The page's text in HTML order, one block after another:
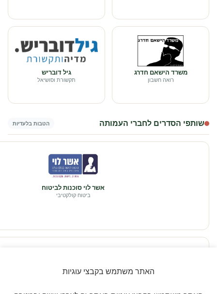
משרד הישאם חדרג
רואה חשבון
גיל דובריש
תקשורת וסושיאל
שותפי הסדרים לחברי העמותה הטבות בלעדיות
אשר לוי סוכנות לביטוח
ביטוח קולקטיבי
פתרונות היגיינה לגן
האתר משתמש בקבצי עוגיות